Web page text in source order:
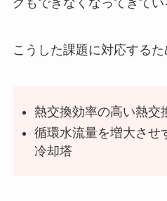
こうした課題に対応するた
熱交換効率の高い熱交
循環水流量を増大させ
冷却塔